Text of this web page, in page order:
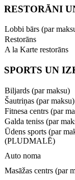
RESTORĀNI
Lobbi bārs (par
Restorāns
A la Karte restorāns
SPORTS UN
Biljards (par maksu)
Šautriņas (par maksu)
Fitnesa centrs (par
Galda teniss (par
Ūdens sports (par
(PLUDMALĒ)
Auto noma
Masāžas centrs (par